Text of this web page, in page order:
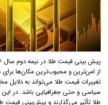
از امن‌ترین و محبوب‌ترین مکان‌ها
تغییرات قیمت طلا می‌تواند به دلایل
سیاسی و حتی جغرافیایی باشد. در این